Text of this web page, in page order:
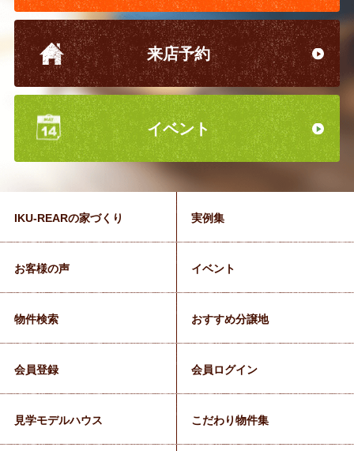
来店予約
イベント
IKU-REARの家づくり 実例集
お客様の声 イベント
物件検索 おすすめ分譲地
会員登録 会員ログイン
見学モデルハウス こだわり物件集